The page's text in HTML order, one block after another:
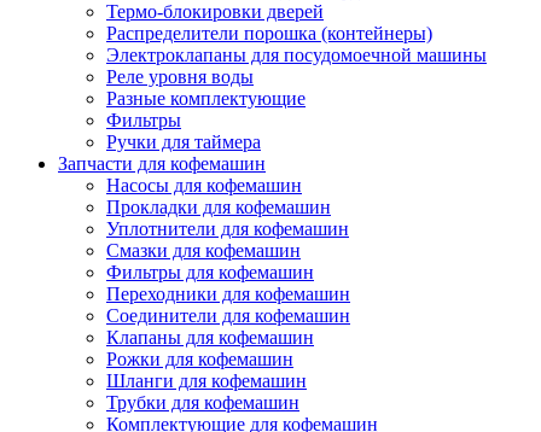
Термо-блокировки дверей
Распределители порошка (контейнеры)
Электроклапаны для посудомоечной машины
Реле уровня воды
Разные комплектующие
Фильтры
Ручки для таймера
Запчасти для кофемашин
Насосы для кофемашин
Прокладки для кофемашин
Уплотнители для кофемашин
Смазки для кофемашин
Фильтры для кофемашин
Переходники для кофемашин
Соединители для кофемашин
Клапаны для кофемашин
Рожки для кофемашин
Шланги для кофемашин
Трубки для кофемашин
Комплектующие для кофемашин